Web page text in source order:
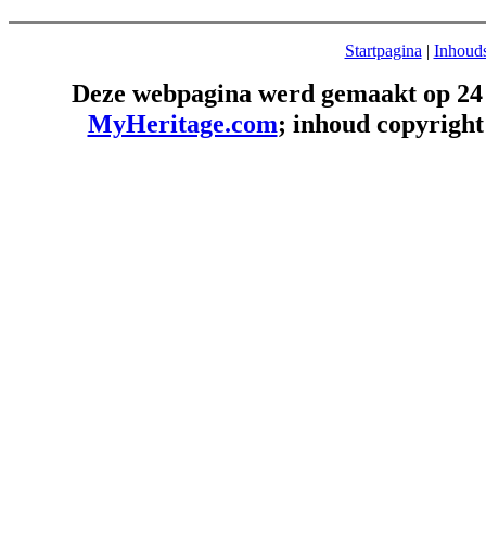
Startpagina |
Deze webpagina werd gemaakt op
MyHeritage.com; inhoud